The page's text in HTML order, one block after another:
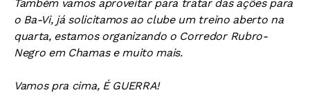
Também vamos aproveitar para tratar das ações para
o Ba-Vi, já solicitamos ao clube um treino aberto na
quarta, estamos organizando o Corredor Rubro-
Negro em Chamas e muito mais.
Vamos pra cima, É GUERRA!